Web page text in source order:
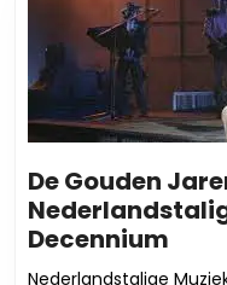
De Gouden
Decennium
Nederlandstalige